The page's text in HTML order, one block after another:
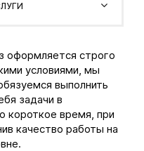
оформляется строго
условиями, мы
выполнить
задачи в
короткое время, при
качество работы на